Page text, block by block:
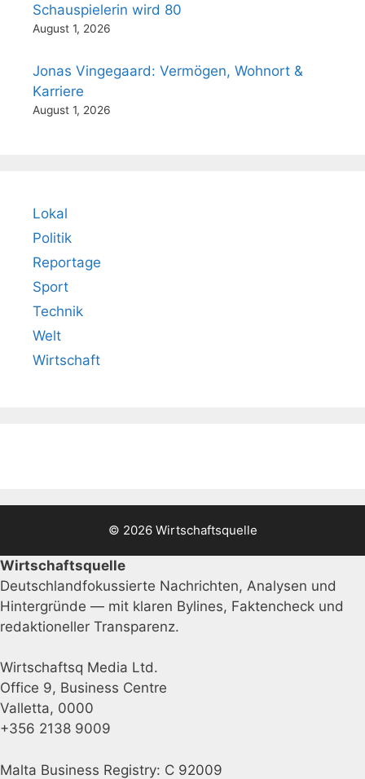
Schauspielerin wird 80
August 1, 2026
Jonas Vingegaard: Vermögen, Wohnort &
Karriere
August 1, 2026
Lokal
Politik
Reportage
Sport
Technik
Welt
Wirtschaft
© 2026 Wirtschaftsquelle
Wirtschaftsquelle
Deutschlandfokussierte Nachrichten, Analysen und
Hintergründe — mit klaren Bylines, Faktencheck und
redaktioneller Transparenz.
Wirtschaftsq Media Ltd.
Office 9, Business Centre
Valletta, 0000
+356 2138 9009
Malta Business Registry: C 92009